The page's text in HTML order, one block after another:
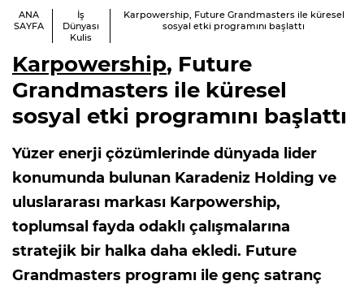
ANA
SAYFA
İş
Dünyası
Kulis
Karpowership, Future Grandmasters ile küresel
sosyal etki programını başlattı
Karpowership, Future
Grandmasters ile küresel
sosyal etki programını başlattı
Yüzer enerji çözümlerinde dünyada lider
konumunda bulunan Karadeniz Holding ve
uluslararası markası Karpowership,
toplumsal fayda odaklı çalışmalarına
stratejik bir halka daha ekledi. Future
Grandmasters programı ile genç satranç